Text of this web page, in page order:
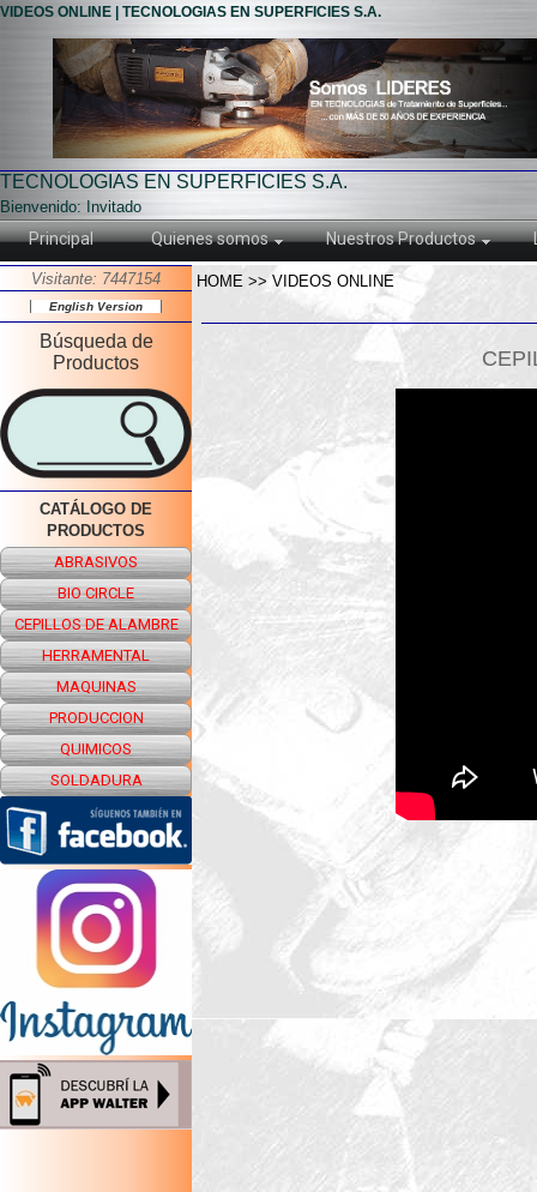
VIDEOS ONLINE | TECNOLOGIAS EN SUPERFICIES S.A.
TECNOLOGIAS EN SUPERFICIES S.A.
Bienvenido: Invitado
Principal Quienes somos Nuestros Productos
Visitante: 7447154
English Version
Búsqueda de
Productos
CATÁLOGO DE
PRODUCTOS
ABRASIVOS
BIO CIRCLE
CEPILLOS DE ALAMBRE
HERRAMENTAL
MAQUINAS
PRODUCCION
QUIMICOS
SOLDADURA
HOME >> VIDEOS ONLINE